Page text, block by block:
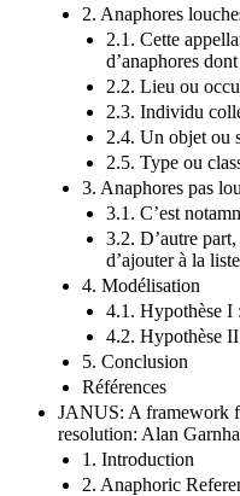
2. Anaphores
2.1. Cette
d’anaphores
2.2. Lieu ou
2.3. Individu
2.4. Un objet ou
2.5. Type ou
3. Anaphores pas
3.1. C’est
3.2. D’autre
d’ajouter à la
4. Modélisation
4.1. Hypothèse I
4.2. Hypothèse
5. Conclusion
Références
JANUS: A framework
resolution: Alan
1. Introduction
2. Anaphoric